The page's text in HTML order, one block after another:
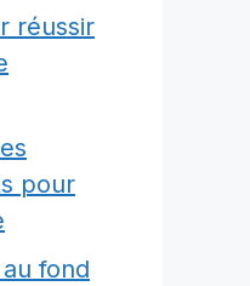
réussir
pour
fond